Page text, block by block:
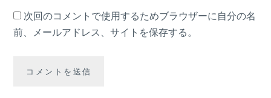
次回のコメントで使用するためブラウザーに自分の名
前、メールアドレス、サイトを保存する。